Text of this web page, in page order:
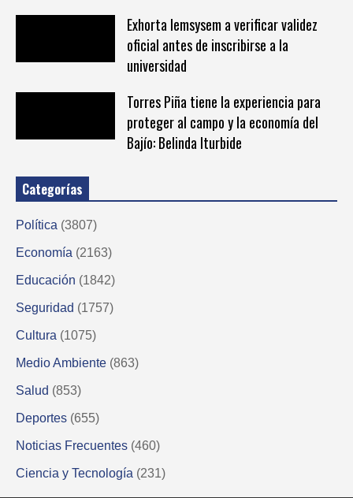
Exhorta Iemsysem a verificar validez
oficial antes de inscribirse a la
universidad
Torres Piña tiene la experiencia para
proteger al campo y la economía del
Bajío: Belinda Iturbide
Categorías
Política (3807)
Economía (2163)
Educación (1842)
Seguridad (1757)
Cultura (1075)
Medio Ambiente (863)
Salud (853)
Deportes (655)
Noticias Frecuentes (460)
Ciencia y Tecnología (231)